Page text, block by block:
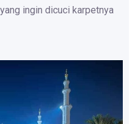
ingin dicuci karpetnya